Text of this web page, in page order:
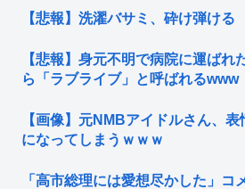
【悲報】洗濯バサミ、砕け弾ける
【悲報】身元不明で病院に運ばれ
ら「ラブライブ」と呼ばれるwww
【画像】元NMBアイドルさん、
になってしまうｗｗｗ
「高市総理には愛想尽かした」